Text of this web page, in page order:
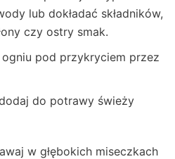
lub dokładać składników,
czy ostry smak.
pod przykryciem przez
do potrawy świeży
w głębokich miseczkach